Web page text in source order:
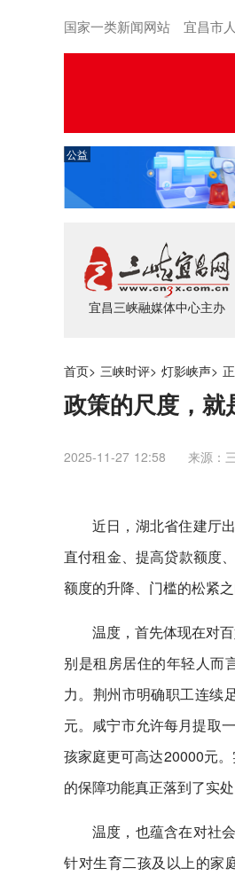
国家一类新闻网站 宜昌市
公益
宜昌三峡融媒体中心主办
首页> 三峡时评> 灯影峡声>
政策的尺度，就
2025-11-27 12:58 来源：
近日，湖北省住建厅
直付租金、提高贷款额度
额度的升降、门槛的松紧
温度，首先体现在对
别是租房居住的年轻人而
力。荆州市明确职工连续
元。咸宁市允许每月提取
孩家庭更可高达20000元
的保障功能真正落到了实处
温度，也蕴含在对社
针对生育二孩及以上的家